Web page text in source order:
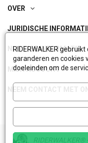
OVER
JURIDISCHE
NUTTIGE INFORMATIE
MIJN ACCOUNT
NEEM CONTACT MET
RIDERWALKER
garanderen en cookies
doeleinden om de